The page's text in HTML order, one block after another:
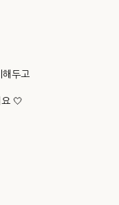
해두고
요 🤍